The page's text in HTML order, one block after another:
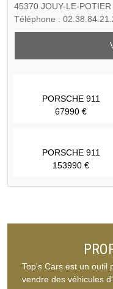
45370 JOUY-LE-POTIER
Téléphone :
PORSCHE 911
67990 €
PORSCHE 911
153990 €
Top's Cars est un outil
vendre des véhicules